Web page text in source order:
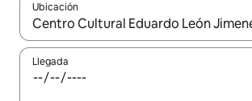
Ubicación
Cuando los resultados estén disponibles,
Llegada